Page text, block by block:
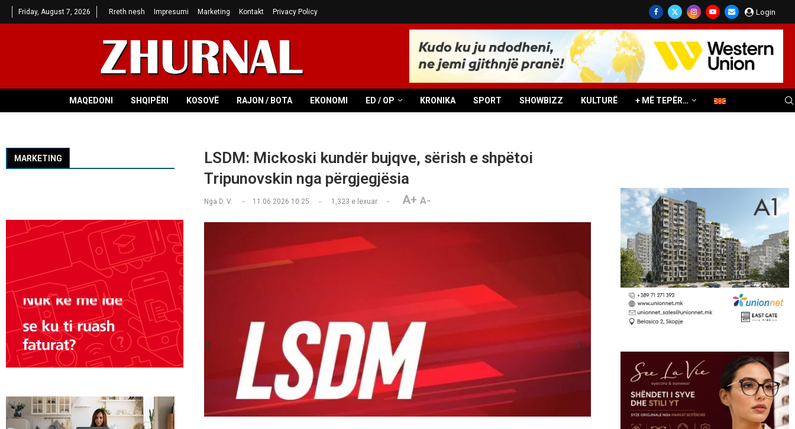
Friday, August 7, 2026 Rreth nesh Impresumi Marketing Kontakt Privacy Policy Login
MAQEDONI SHQIPËRI KOSOVË RAJON / BOTA EKONOMI ED / OP KRONIKA SPORT SHOWBIZZ KULTURË + MË TEPËR…
LSDM: Mickoski kundër bujqve, sërish e shpëtoi
Tripunovskin nga përgjegjësia
Nga D. V. 11.06.2026 10:25 1,323 e lexuar A+ A-
MARKETING